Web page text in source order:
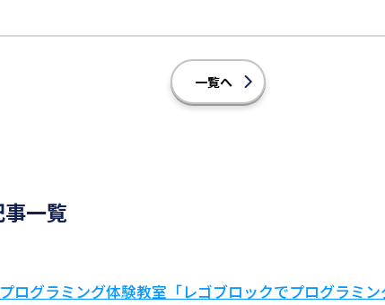
一覧へ
一覧
プログラミング体験教室「レゴブロックでプログラミ